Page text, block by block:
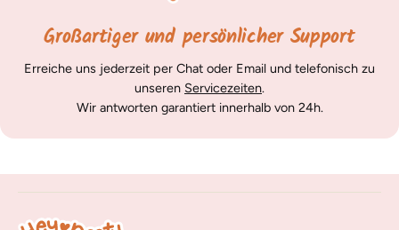
Großartiger und persönlicher Support
Erreiche uns jederzeit per Chat oder Email und telefonisch zu
unseren Servicezeiten.
Wir antworten garantiert innerhalb von 24h.